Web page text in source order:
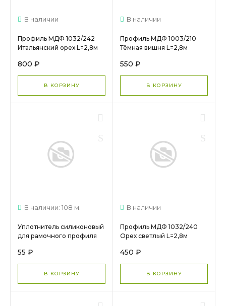
В наличии
Профиль МДФ 1032/242
Итальянский орех L=2,8м
800 ₽
В КОРЗИНУ
В наличии
Профиль МДФ 1003/210
Тёмная вишня L=2,8м
550 ₽
В КОРЗИНУ
В наличии: 108 м.
Уплотнитель силиконовый
для рамочного профиля
55 ₽
В КОРЗИНУ
В наличии
Профиль МДФ 1032/240
Орех светлый L=2,8м
450 ₽
В КОРЗИНУ